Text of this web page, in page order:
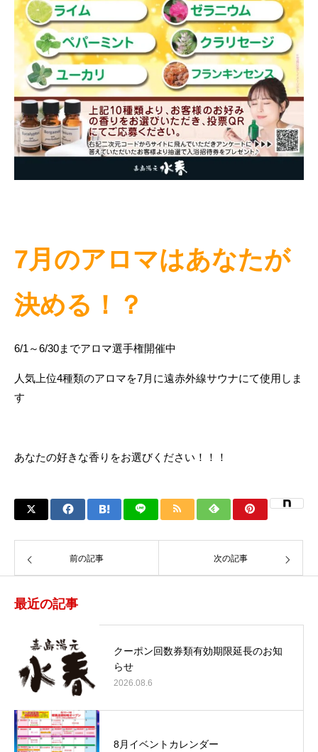
7月のアロマはあなたが
決める！？
6/1～6/30までアロマ選手権開催中
人気上位4種類のアロマを7月に遠赤外線サウナにて使用しま
す
あなたの好きな香りをお選びください！！！
前の記事 次の記事
最近の記事
クーポン回数券類有効期限延長のお知
らせ
2026.08.6
8月イベントカレンダー